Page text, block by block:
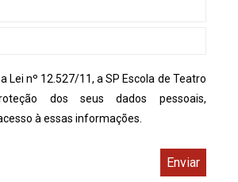
Lei nº 12.527/11, a SP Escola de Teatro
dos seus dados pessoais,
à essas informações.